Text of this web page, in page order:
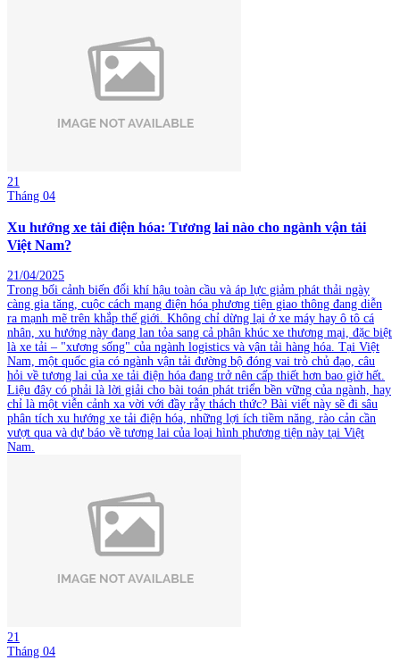
21
Tháng 04
Xu hướng xe tải điện hóa: Tương lai nào cho ngành vận tải
Việt Nam?
21/04/2025
Trong bối cảnh biến đổi khí hậu toàn cầu và áp lực giảm phát thải ngày
càng gia tăng, cuộc cách mạng điện hóa phương tiện giao thông đang diễn
ra mạnh mẽ trên khắp thế giới. Không chỉ dừng lại ở xe máy hay ô tô cá
nhân, xu hướng này đang lan tỏa sang cả phân khúc xe thương mại, đặc biệt
là xe tải – "xương sống" của ngành logistics và vận tải hàng hóa. Tại Việt
Nam, một quốc gia có ngành vận tải đường bộ đóng vai trò chủ đạo, câu
hỏi về tương lai của xe tải điện hóa đang trở nên cấp thiết hơn bao giờ hết.
Liệu đây có phải là lời giải cho bài toán phát triển bền vững của ngành, hay
chỉ là một viễn cảnh xa vời với đầy rẫy thách thức? Bài viết này sẽ đi sâu
phân tích xu hướng xe tải điện hóa, những lợi ích tiềm năng, rào cản cần
vượt qua và dự báo về tương lai của loại hình phương tiện này tại Việt
Nam.
21
Tháng 04